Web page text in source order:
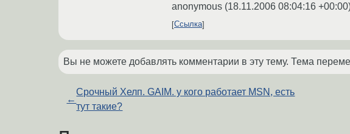
anonymous (18.11.2006 08:04:16 +00:00
Ссылка
Вы не можете добавлять комментарии в эту тему. Тема
←
Срочный Хелп. GAIM. у кого работает MSN, есть
тут такие?